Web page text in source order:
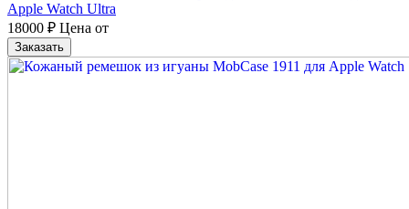
Apple Watch Ultra
18000 ₽ Цена от
Заказать